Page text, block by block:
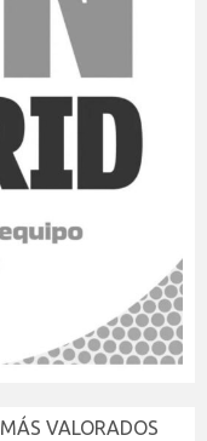
VALORADOS